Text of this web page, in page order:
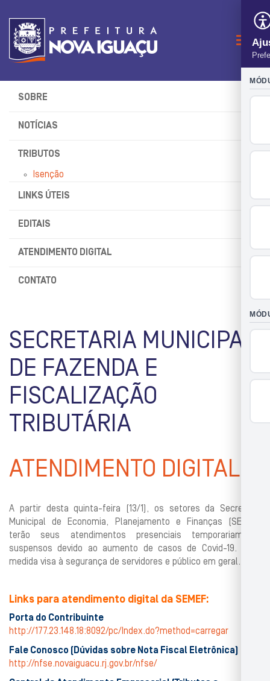
SOBRE
NOTÍCIAS
TRIBUTOS
Isenção
LINKS ÚTEIS
EDITAIS
ATENDIMENTO DIGITAL
CONTATO
SECRETARIA MUNICIPAL
DE FAZENDA E
FISCALIZAÇÃO
TRIBUTÁRIA
ATENDIMENTO DIGITAL
​​A partir desta quinta-feira (13/1), os setores da Secretaria
Municipal de Economia, Planejamento e Finanças (SEMEF)
terão seus atendimentos presenciais temporariamente
suspensos devido ao aumento de casos de Covid-19. Essa
medida visa à segurança de servidores e público em geral.
Links para atendimento digital da SEMEF:
Porta do Contribuinte
http://177.23.148.18:8092/pc/Index.do?method=carregar
Fale Conosco (Dúvidas sobre Nota Fiscal Eletrônica)
http://nfse.novaiguacu.rj.gov.br/nfse/